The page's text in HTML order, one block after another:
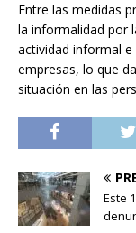
Entre las medidas
la informalidad por
actividad informal
empresas, lo que
situación en las
Este